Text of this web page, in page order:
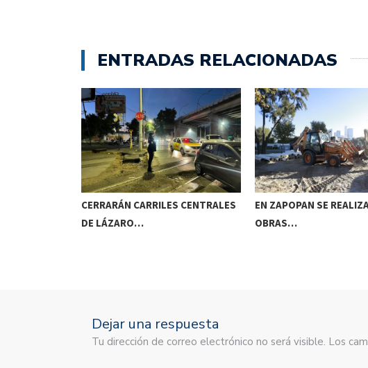
ENTRADAS RELACIONADAS
CERRARÁN CARRILES CENTRALES
DE LÁZARO…
EN ZAPOPAN SE
OBRAS…
Dejar una respuesta
Tu dirección de correo electrónico no será visible. Los